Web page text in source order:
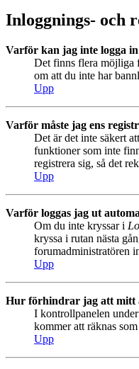
Inloggnings- och
Varför kan jag inte logga
Det finns flera möjliga
om att du inte har
Upp
Varför måste jag ens
Det är det inte säkert
funktioner som inte
registrera sig, så det
Upp
Varför loggas jag ut
Om du inte kryssar i
kryssa i rutan nästa
forumadministratören
Upp
Hur förhindrar jag att mitt
I kontrollpanelen
kommer att räknas
Upp